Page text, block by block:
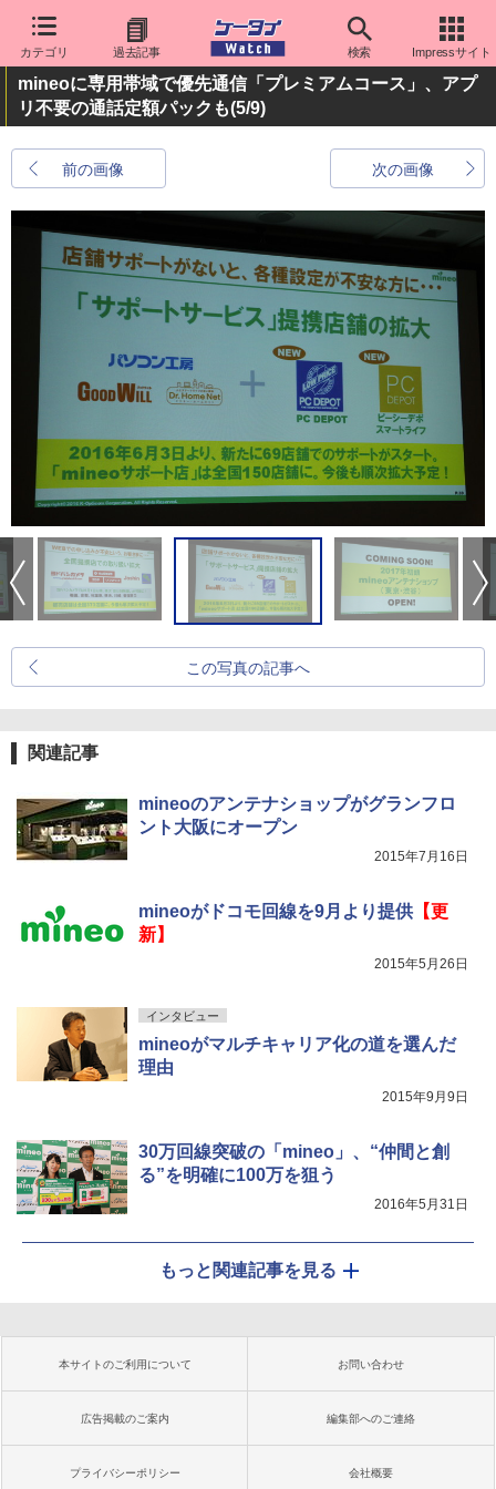
カテゴリ 過去記事 検索 Impressサイト
mineoに専用帯域で優先通信「プレミアムコース」、アプ
リ不要の通話定額パックも(5/9)
前の画像 次の画像
この写真の記事へ
関連記事
mineoのアンテナショップがグランフロ
ント大阪にオープン
2015年7月16日
mineoがドコモ回線を9月より提供【更
新】
2015年5月26日
インタビュー
mineoがマルチキャリア化の道を選んだ
理由
2015年9月9日
30万回線突破の「mineo」、“仲間と創
る”を明確に100万を狙う
2016年5月31日
もっと関連記事を見る
本サイトのご利用について お問い合わせ
広告掲載のご案内 編集部へのご連絡
プライバシーポリシー 会社概要